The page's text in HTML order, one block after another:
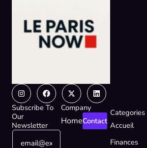
InstagramFacebook
X-
twitter
Linkedin
Subscribe To
Our
Newsletter
*E
Company
HomeContact
Categories
Accueil
Finances